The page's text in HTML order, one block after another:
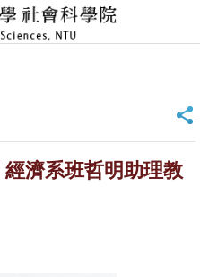
_
經濟系班哲明助理教